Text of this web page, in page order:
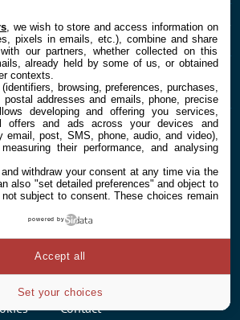
YoutubeRSS Newsletter
À PROPOS
Contact
18 : quels Samsung Galaxy ne recevront
?
Messages s’attaque enfin à deux de ses
, we wish to store and access information on
pixels in emails, etc.), combine and share
our partners, whether collected on this
already held by some of us, or obtained
contexts.
browsing, preferences, purchases,
postal addresses and emails, phone, precise
developing and offering you services,
offers and ads across your devices and
email, post, SMS, phone, audio, and video),
their performance, and analysing
withdraw your consent at any time via the
also "set detailed preferences" and object to
subject to consent. These choices remain
powered by
Set your choices
Accept all